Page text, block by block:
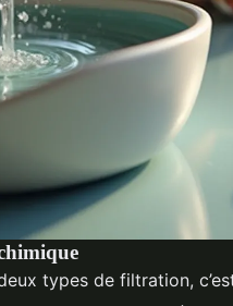
types de filtration,